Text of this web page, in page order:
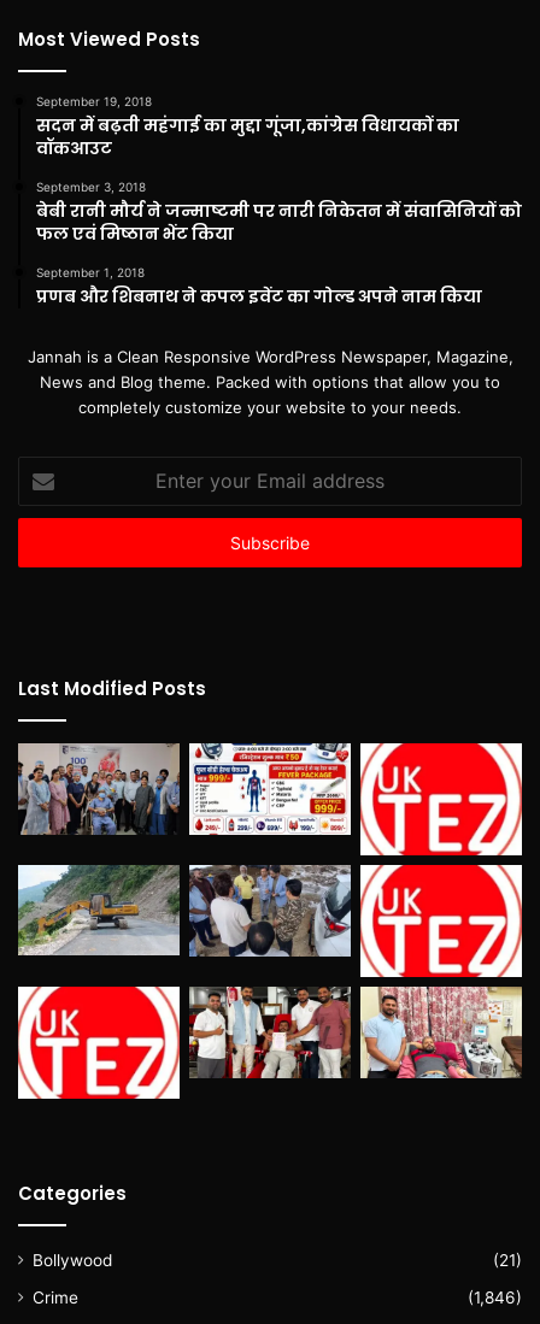
Most Viewed Posts
September 19, 2018
सदन में बढ़ती महंगाई का मुद्दा गूंजा,कांग्रेस विधायकों का
वॉकआउट
September 3, 2018
बेबी रानी मौर्य ने जन्माष्टमी पर नारी निकेतन में संवासिनियों को
फल एवं मिष्ठान भेंट किया
September 1, 2018
प्रणब और शिबनाथ ने कपल इवेंट का गोल्ड अपने नाम किया
Jannah is a Clean Responsive WordPress Newspaper, Magazine,
News and Blog theme. Packed with options that allow you to
completely customize your website to your needs.
Enter
your
Email
Last Modified Posts
Categories
Bollywood
(21)
Crime
(1,846)